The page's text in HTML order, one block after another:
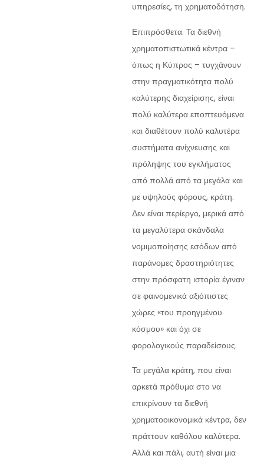
υπηρεσίες, τη χρηματοδότηση.
Επιπρόσθετα. Τα διεθνή
χρηματοπιστωτικά κέντρα –
όπως η Κύπρος – τυγχάνουν
στην πραγματικότητα πολύ
καλύτερης διαχείρισης, είναι
πολύ καλύτερα εποπτευόμενα
και διαθέτουν πολύ καλυτέρα
συστήματα ανίχνευσης και
πρόληψης του εγκλήματος
από πολλά από τα μεγάλα και
με υψηλούς φόρους, κράτη.
Δεν είναι περίεργο, μερικά από
τα μεγαλύτερα σκάνδαλα
νομιμοποίησης εσόδων από
παράνομες δραστηριότητες
στην πρόσφατη ιστορία έγιναν
σε φαινομενικά αξιόπιστες
χώρες «του προηγμένου
κόσμου» και όχι σε
φορολογικούς παραδείσους.
Τα μεγάλα κράτη, που είναι
αρκετά πρόθυμα στο να
επικρίνουν τα διεθνή
χρηματοοικονομικά κέντρα, δεν
πράττουν καθόλου καλύτερα.
Αλλά και πάλι, αυτή είναι μια